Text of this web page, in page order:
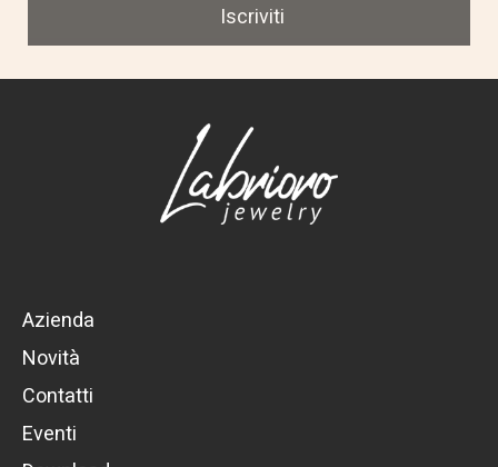
Iscriviti
Azienda
Novità
Contatti
Eventi